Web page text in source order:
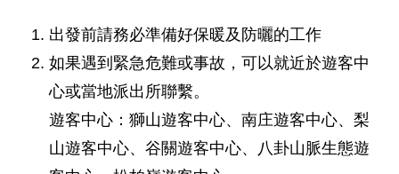
出發前請務必準備好保暖及防曬的工作
如果遇到緊急危難或事故，可以就近於遊客中
心或當地派出所聯繫。
遊客中心：獅山遊客中心、南庄遊客中心、梨
山遊客中心、谷關遊客中心、八卦山脈生態遊